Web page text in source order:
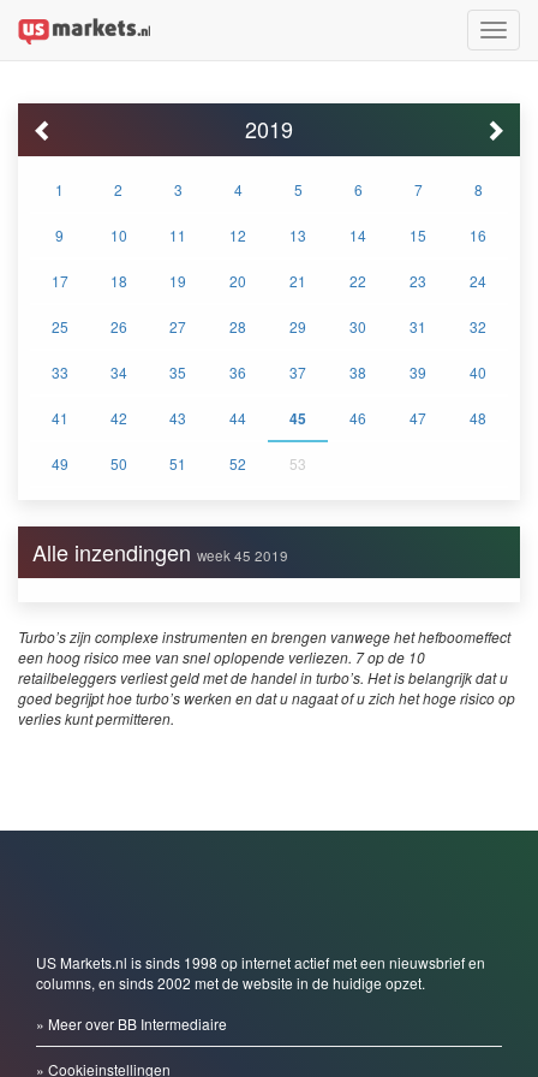
Toggle
2019
1 2 3 4 5 6 7 8
9 10 11 12 13 14 15 16
17 18 19 20 21 22 23 24
25 26 27 28 29 30 31 32
33 34 35 36 37 38 39 40
41 42 43 44 45 46 47 48
49 50 51 52 53
Alle inzendingen week 45 2019
Turbo’s zijn complexe instrumenten en brengen vanwege het hefboomeffect
een hoog risico mee van snel oplopende verliezen. 7 op de 10
retailbeleggers verliest geld met de handel in turbo’s. Het is belangrijk dat u
goed begrijpt hoe turbo’s werken en dat u nagaat of u zich het hoge risico op
verlies kunt permitteren.
US Markets.nl is sinds 1998 op internet actief met een nieuwsbrief en
columns, en sinds 2002 met de website in de huidige opzet.
» Meer over BB Intermediaire
» Cookieinstellingen